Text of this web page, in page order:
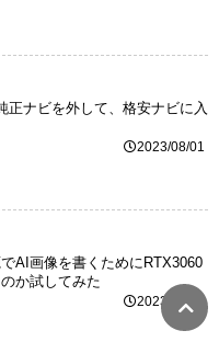
正ナビを外して、格安ナビに入
2023/08/01
AI画像を書くためにRTX3060
か試してみた
2023/06/27